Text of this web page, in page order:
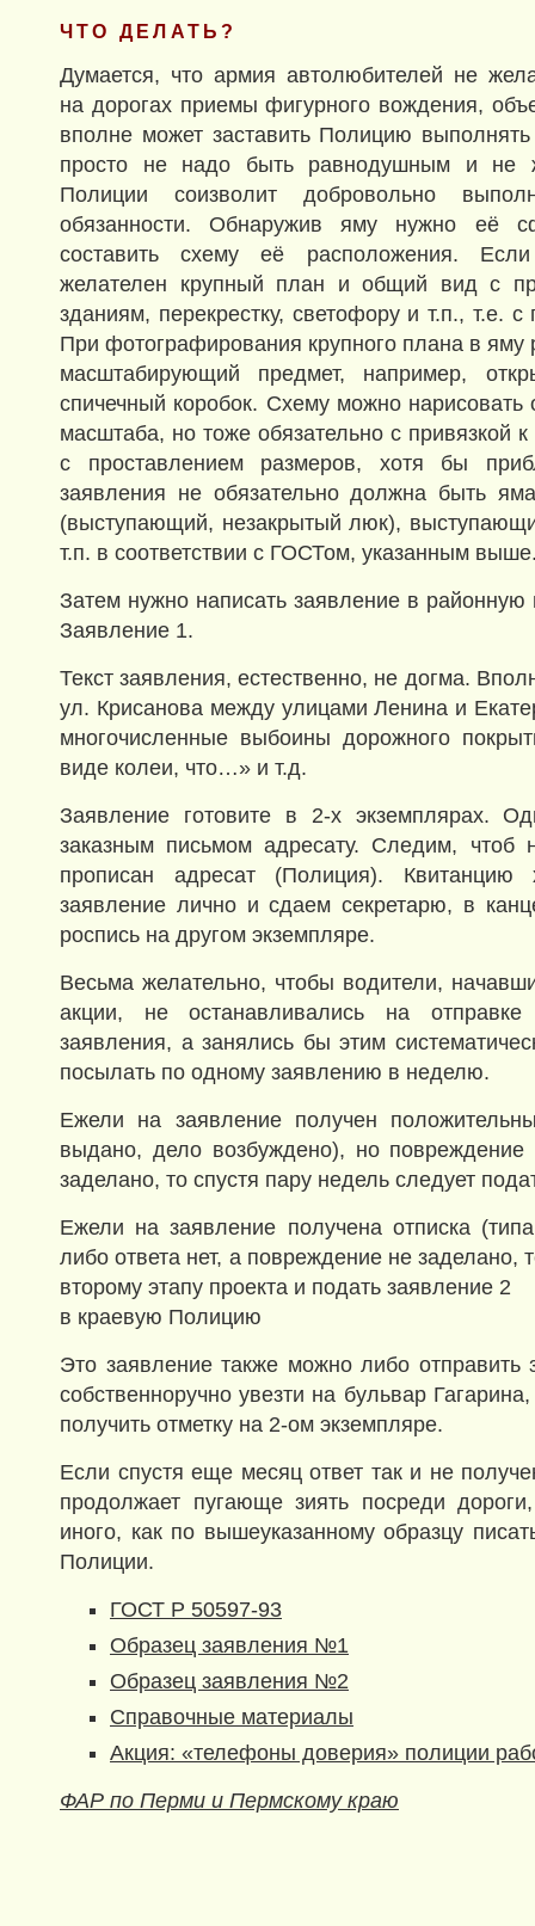
ЧТО ДЕЛАТЬ?
Думается, что армия автолюбителей не
на дорогах приемы фигурного вождения,
вполне может заставить Полицию
просто не надо быть равнодушным и не
Полиции соизволит добровольно
обязанности. Обнаружив яму нужно её
составить схему её расположения.
желателен крупный план и общий вид с
зданиям, перекрестку, светофору и т.п., т.е. с
При фотографирования крупного плана в яму
масштабирующий предмет, например,
спичечный коробок. Схему можно нарисовать
масштаба, но тоже обязательно с привязкой
с проставлением размеров, хотя бы
заявления не обязательно должна быть
(выступающий, незакрытый люк),
т.п. в соответствии с ГОСТом, указанным
Затем нужно написать заявление в
Заявление 1.
Текст заявления, естественно, не догма.
ул. Крисанова между улицами Ленина и
многочисленные выбоины дорожного
виде колеи, что…» и т.д.
Заявление готовите в 2-х экземплярах.
заказным письмом адресату. Следим, чтоб
прописан адресат (Полиция). Квитанцию
заявление лично и сдаем секретарю, в
роспись на другом экземпляре.
Весьма желательно, чтобы водители,
акции, не останавливались на отправке
заявления, а занялись бы этим
посылать по одному заявлению в неделю.
Ежели на заявление получен
выдано, дело возбуждено), но повреждение
заделано, то спустя пару недель следует
Ежели на заявление получена отписка
либо ответа нет, а повреждение не заделано,
второму этапу проекта и подать заявление 2
в краевую Полицию
Это заявление также можно либо отправить
собственноручно увезти на бульвар
получить отметку на 2-ом экземпляре.
Если спустя еще месяц ответ так и не
продолжает пугающе зиять посреди
иного, как по вышеуказанному образцу
Полиции.
ГОСТ Р 50597-93
Образец заявления №1
Образец заявления №2
Справочные материалы
Акция: «телефоны доверия» полиции
ФАР по Перми и Пермскому краю